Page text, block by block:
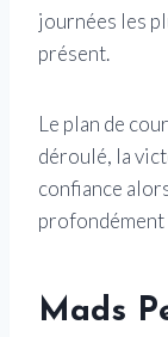
journées les
présent.
Le plan de
déroulé, la
confiance
profondément
Mads